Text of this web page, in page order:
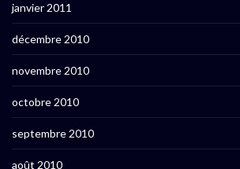
janvier 2011
décembre 2010
novembre 2010
octobre 2010
septembre 2010
août 2010